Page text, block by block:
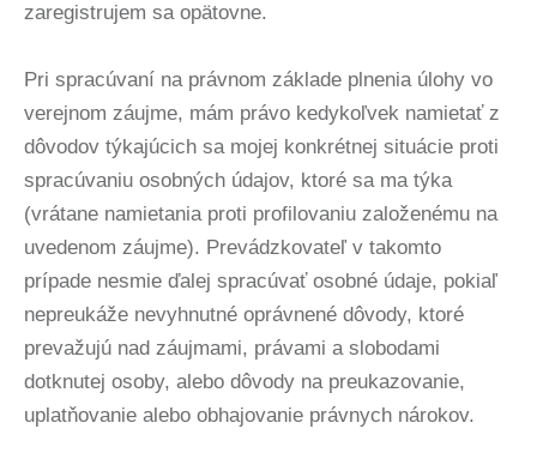
zaregistrujem sa opätovne.
Pri spracúvaní na právnom základe plnenia úlohy vo
verejnom záujme, mám právo kedykoľvek namietať z
dôvodov týkajúcich sa mojej konkrétnej situácie proti
spracúvaniu osobných údajov, ktoré sa ma týka
(vrátane namietania proti profilovaniu založenému na
uvedenom záujme). Prevádzkovateľ v takomto
prípade nesmie ďalej spracúvať osobné údaje, pokiaľ
nepreukáže nevyhnutné oprávnené dôvody, ktoré
prevažujú nad záujmami, právami a slobodami
dotknutej osoby, alebo dôvody na preukazovanie,
uplatňovanie alebo obhajovanie právnych nárokov.